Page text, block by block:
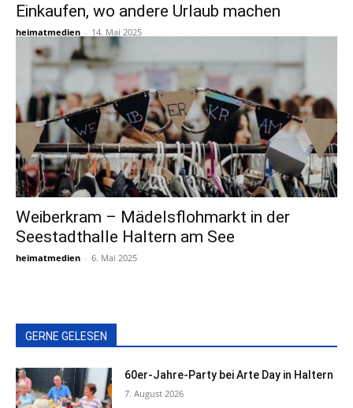
Einkaufen, wo andere Urlaub machen
heimatmedien - 14. Mai 2025
Weiberkram – Mädelsflohmarkt in der
Seestadthalle Haltern am See
heimatmedien - 6. Mai 2025
GERNE GELESEN
60er-Jahre-Party bei Arte Day in Haltern
7. August 2026